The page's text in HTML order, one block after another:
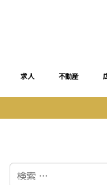
求人 不動産
検